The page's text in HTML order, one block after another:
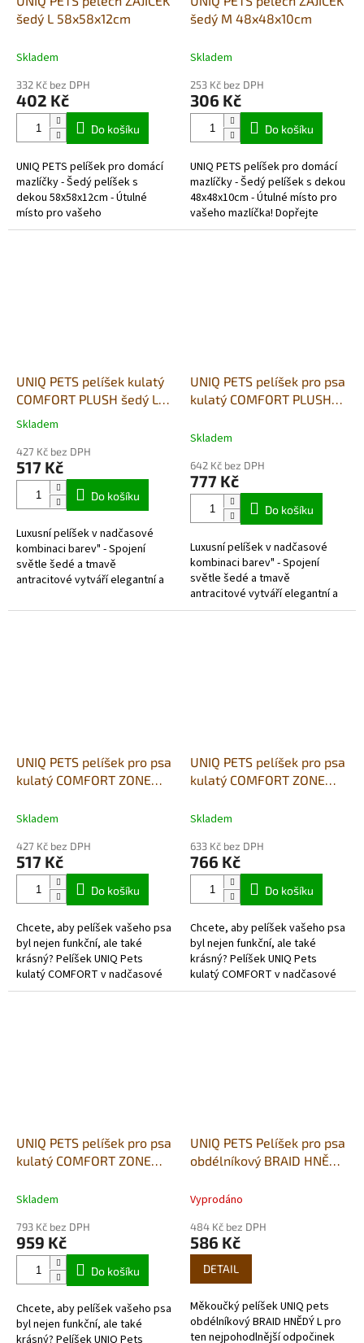
šedý L 58x58x12cm
Skladem
332 Kč bez DPH
402 Kč
Do košíku
UNIQ PETS pelíšek pro domácí
mazlíčky - Šedý pelíšek s
dekou 58x58x12cm - Útulné
místo pro vašeho
mazlíčka! Dopřejte svému
šedý M 48x48x10cm
Skladem
253 Kč bez DPH
306 Kč
Do košíku
UNIQ PETS pelíšek pro domácí
mazlíčky - Šedý pelíšek s dekou
48x48x10cm - Útulné místo pro
vašeho mazlíčka! Dopřejte
svému chlupatému kamarádovi
UNIQ PETS pelíšek kulatý
COMFORT PLUSH šedý L
60×54×15cm
Průměrné
produktu
je
hvězdiček.
Skladem
427 Kč bez DPH
517 Kč
Do košíku
Luxusní pelíšek v nadčasové
kombinaci barev" - Spojení
světle šedé a tmavě
antracitové vytváří elegantní a
do každého interiéru. Polštář...
UNIQ PETS pelíšek pro psa
kulatý COMFORT PLUSH
Skladem
642 Kč bez DPH
777 Kč
Do košíku
Luxusní pelíšek v nadčasové
kombinaci barev" - Spojení
světle šedé a tmavě
antracitové vytváří elegantní a
moderní vzhled, který se hodí
UNIQ PETS pelíšek pro psa
kulatý COMFORT ZONE
Skladem
427 Kč bez DPH
517 Kč
Do košíku
Chcete, aby pelíšek vašeho psa
byl nejen funkční, ale také
krásný? Pelíšek UNIQ Pets
kulatý COMFORT v nadčasové
šedé barvě skvěle doplní každý
UNIQ PETS pelíšek pro psa
kulatý COMFORT ZONE
Skladem
633 Kč bez DPH
766 Kč
Do košíku
Chcete, aby pelíšek vašeho psa
byl nejen funkční, ale také
krásný? Pelíšek UNIQ Pets
kulatý COMFORT v nadčasové
šedé barvě skvěle doplní každý
UNIQ PETS pelíšek pro psa
kulatý COMFORT ZONE
Skladem
793 Kč bez DPH
959 Kč
Do košíku
Chcete, aby pelíšek vašeho psa
byl nejen funkční, ale také
krásný? Pelíšek UNIQ Pets
UNIQ PETS Pelíšek pro psa
obdélníkový BRAID HNĚDÝ
Vyprodáno
484 Kč bez DPH
586 Kč
DETAIL
Měkoučký pelíšek UNIQ pets
obdélníkový BRAID HNĚDÝ L pro
ten nejpohodlnější odpočinek